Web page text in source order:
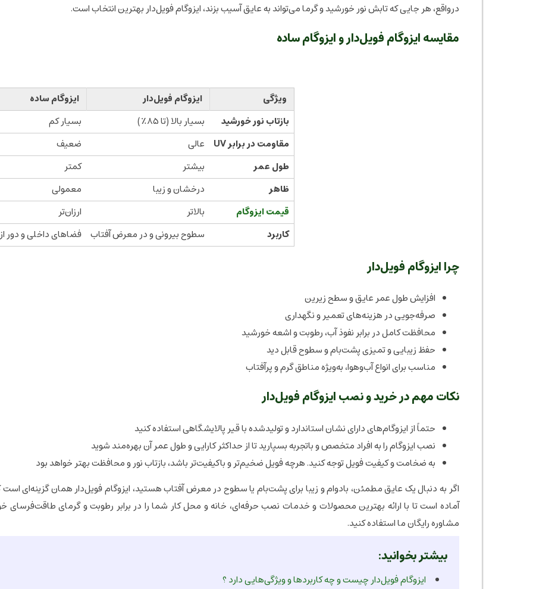
درواقع، هر جایی که تابش نور خورشید و گرما می‌تواند به عایق آسیب بزند، ایزوگام فویل‌دار بهترین انتخاب است.
مقایسه ایزوگام فویل‌دار و ایزوگام ساده
ویژگی ایزوگام فویل‌دار
ایزوگام ساده
بازتاب نور خورشید
بسیار بالا (تا ۸۵٪)
بسیار کم
مقاومت در برابر UV
عالی
ضعیف
طول عمر
بیشتر
کمتر
ظاهر
درخشان و زیبا
معمولی
قیمت ایزوگام
بالاتر
ارزان‌تر
کاربرد
سطوح بیرونی و در معرض آفتاب فضاهای داخلی و دور
چرا ایزوگام فویل‌دار
افزایش طول عمر عایق و سطح زیرین
صرفه‌جویی در هزینه‌های تعمیر و نگهداری
محافظت کامل در برابر نفوذ آب، رطوبت و اشعه خورشید
حفظ زیبایی و تمیزی پشت‌بام و سطوح قابل دید
مناسب برای انواع آب‌وهوا، به‌ویژه مناطق گرم و پرآفتاب
نکات مهم در خرید و نصب ایزوگام فویل‌دار
حتماً از ایزوگام‌های دارای نشان استاندارد و تولیدشده با قیر پالایشگاهی استفاده کنید
نصب ایزوگام را به افراد متخصص و باتجربه بسپارید تا از حداکثر کارایی و طول عمر آن بهره‌مند شوید
به ضخامت و کیفیت فویل توجه کنید. هرچه فویل ضخیم‌تر و باکیفیت‌تر باشد، بازتاب نور و محافظت بهتر خواهد بود
اگر به دنبال یک عایق مطمئن، بادوام و زیبا برای پشت‌بام یا سطوح در معرض آفتاب هستید، ایزوگام فویل‌دار همان گزینه‌ای
آماده است تا با ارائه بهترین محصولات و خدمات نصب حرفه‌ای، خانه و محل کار شما را در برابر رطوبت و گرمای طاقت‌فرسای
مشاوره رایگان ما استفاده کنید.
بیشتر بخوانید:
ایزوگام فویل‌دار چیست و چه کاربردها و ویژگی‌هایی دارد ؟